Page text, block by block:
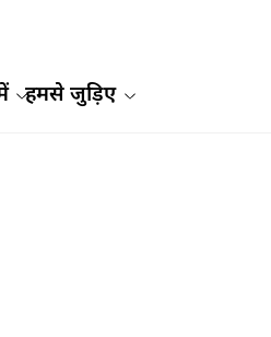
हमसे जुड़िए